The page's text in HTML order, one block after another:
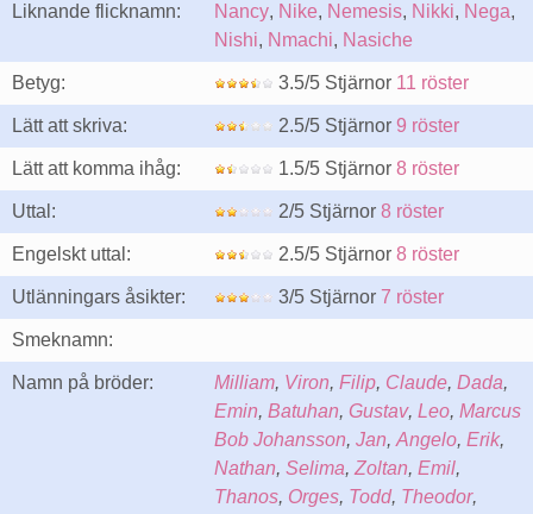
Liknande flicknamn: Nancy, Nike, Nemesis, Nikki, Nega,
Nishi, Nmachi, Nasiche
Betyg: 3.5/5 Stjärnor 11 röster
Lätt att skriva: 2.5/5 Stjärnor 9 röster
Lätt att komma ihåg: 1.5/5 Stjärnor 8 röster
Uttal: 2/5 Stjärnor 8 röster
Engelskt uttal: 2.5/5 Stjärnor 8 röster
Utlänningars åsikter: 3/5 Stjärnor 7 röster
Smeknamn:
Namn på bröder: Milliam, Viron, Filip, Claude, Dada,
Emin, Batuhan, Gustav, Leo, Marcus
Bob Johansson, Jan, Angelo, Erik,
Nathan, Selima, Zoltan, Emil,
Thanos, Orges, Todd, Theodor,